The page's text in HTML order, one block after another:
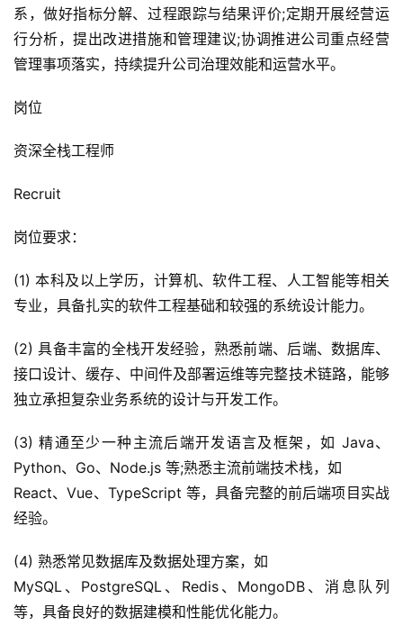
系，做好指标分解、过程跟踪与结果评价;定期开展经营运
行分析，提出改进措施和管理建议;协调推进公司重点经营
管理事项落实，持续提升公司治理效能和运营水平。
岗位
资深全栈工程师
Recruit
岗位要求：
(1) 本科及以上学历，计算机、软件工程、人工智能等相关
专业，具备扎实的软件工程基础和较强的系统设计能力。
(2) 具备丰富的全栈开发经验，熟悉前端、后端、数据库、
接口设计、缓存、中间件及部署运维等完整技术链路，能够
独立承担复杂业务系统的设计与开发工作。
(3) 精通至少一种主流后端开发语言及框架，如 Java、
Python、Go、Node.js 等;熟悉主流前端技术栈，如
React、Vue、TypeScript 等，具备完整的前后端项目实战
经验。
(4) 熟悉常见数据库及数据处理方案，如
MySQL、PostgreSQL、Redis、MongoDB、消息队列
等，具备良好的数据建模和性能优化能力。